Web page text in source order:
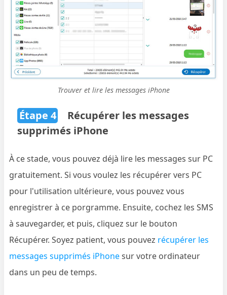
Trouver et lire les messages iPhone
Étape 4
Récupérer les messages
supprimés iPhone
À ce stade, vous pouvez déjà lire les messages sur PC
gratuitement. Si vous voulez les récupérer vers PC
pour l'utilisation ultérieure, vous pouvez vous
enregistrer à ce porgramme. Ensuite, cochez les SMS
à sauvegarder, et puis, cliquez sur le bouton
Récupérer. Soyez patient, vous pouvez récupérer les
messages supprimés iPhonesur votre ordinateur
dans un peu de temps.